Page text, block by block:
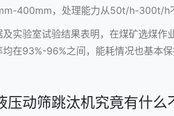
400mm，处理能力从50t/h-300t/h
实验室试验结果表明，在煤矿选煤
在93%-96%之间，能耗情况也基本
动筛跳汰机究竟有什么